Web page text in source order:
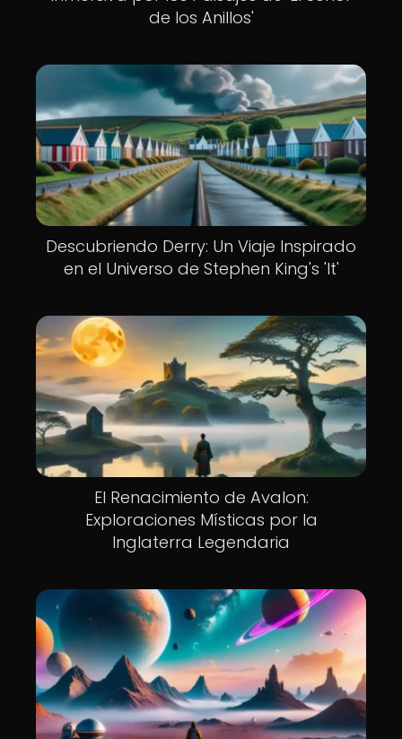
de los Anillos'
Descubriendo Derry: Un Viaje Inspirado
en el Universo de Stephen King's 'It'
El Renacimiento de Avalon:
Exploraciones Místicas por la
Inglaterra Legendaria